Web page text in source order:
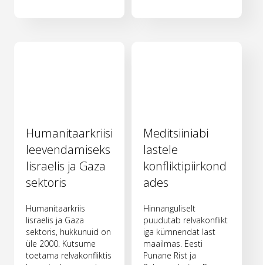
Humanitaarkriisi
leevendamiseks
Iisraelis ja Gaza
sektoris
Humanitaarkriis
Iisraelis ja Gaza
sektoris, hukkunuid on
üle 2000. Kutsume
toetama relvakonfliktis
Meditsiiniabi
lastele
konfliktipiirkond
ades
Hinnanguliselt
puudutab relvakonflikt
iga kümnendat last
maailmas. Eesti
Punane Rist ja